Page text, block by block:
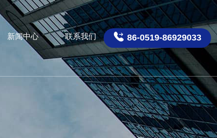
新闻中心 联系我们  86-0519-86929033